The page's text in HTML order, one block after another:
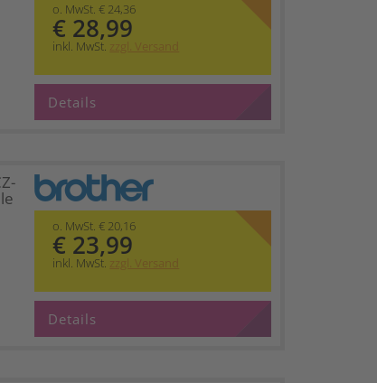
o. MwSt. € 24,36
€ 28,99
inkl. MwSt. zzgl. Versand
Details
o. MwSt. € 20,16
€ 23,99
inkl. MwSt. zzgl. Versand
Details